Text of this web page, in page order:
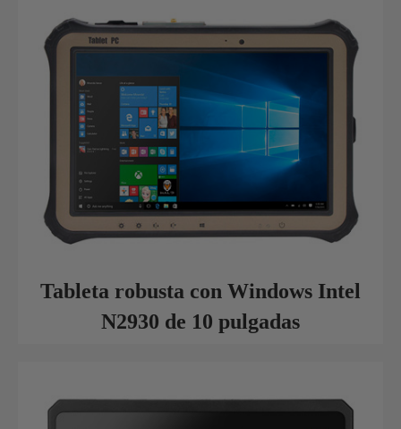
Tableta robusta con Windows Intel
N2930 de 10 pulgadas